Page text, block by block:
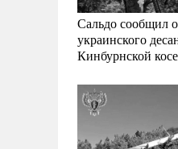
Сальдо сообщил
украинского
Кинбурнской косе